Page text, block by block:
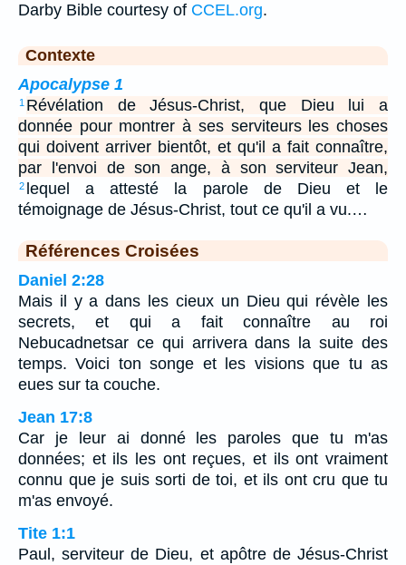
Darby Bible courtesy of CCEL.org.
Contexte
Apocalypse 1
1 Révélation de Jésus-Christ, que Dieu lui a
donnée pour montrer à ses serviteurs les choses
qui doivent arriver bientôt, et qu'il a fait connaître,
par l'envoi de son ange, à son serviteur Jean,
2 lequel a attesté la parole de Dieu et le
témoignage de Jésus-Christ, tout ce qu'il a vu.…
Références Croisées
Daniel 2:28
Mais il y a dans les cieux un Dieu qui révèle les
secrets, et qui a fait connaître au roi
Nebucadnetsar ce qui arrivera dans la suite des
temps. Voici ton songe et les visions que tu as
eues sur ta couche.
Jean 17:8
Car je leur ai donné les paroles que tu m'as
données; et ils les ont reçues, et ils ont vraiment
connu que je suis sorti de toi, et ils ont cru que tu
m'as envoyé.
Tite 1:1
Paul, serviteur de Dieu, et apôtre de Jésus-Christ